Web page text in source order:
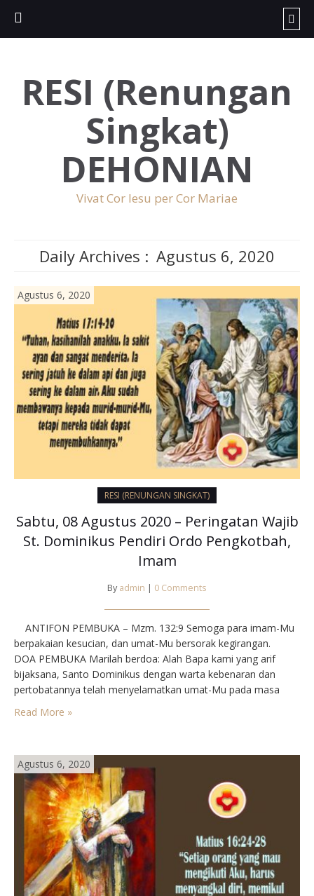
RESI (Renungan
Singkat)
DEHONIAN
Vivat Cor Iesu per Cor Mariae
Daily Archives : Agustus 6, 2020
Agustus 6, 2020
RESI (RENUNGAN SINGKAT)
Sabtu, 08 Agustus 2020 – Peringatan Wajib
St. Dominikus Pendiri Ordo Pengkotbah,
Imam
By admin | 0 Comments
ANTIFON PEMBUKA – Mzm. 132:9 Semoga para imam-Mu
berpakaian kesucian, dan umat-Mu bersorak kegirangan.
DOA PEMBUKA Marilah berdoa: Alah Bapa kami yang arif
bijaksana, Santo Dominikus dengan warta kebenaran dan
pertobatannya telah menyelamatkan umat-Mu pada masa
yang lalu. Kiranya ia kini tetap menolong GerejaMu dengan
Read More »
Agustus 6, 2020